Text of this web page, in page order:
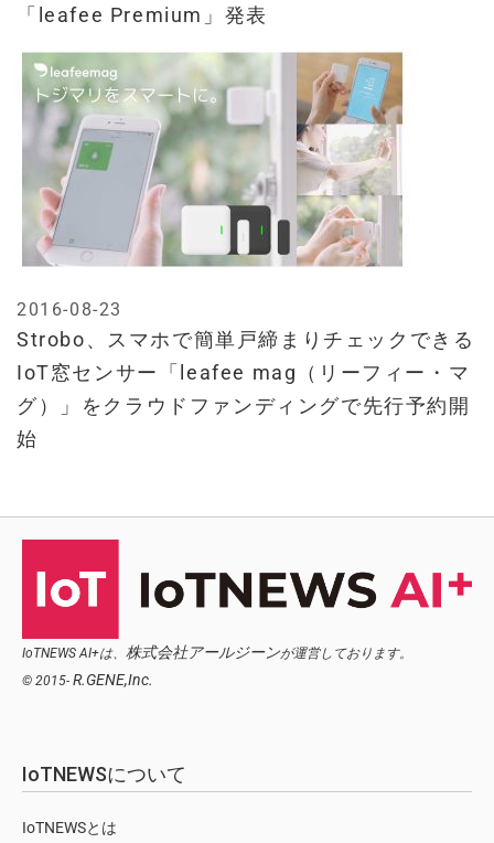
「leafee Premium」発表
Strobo、スマホで簡単戸締まりチェックできる
IoT窓センサー「leafee mag（リーフィー・マ
グ）」をクラウドファンディングで先行予約開
始
2016-08-23
IoTNEWS AI+は、 株式会社アールジーンが運営しております。
© 2015- R.GENE,Inc.
IoTNEWSについて
IoTNEWSとは